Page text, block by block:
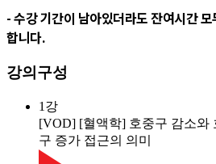
- 수강 기간이 남아있더라도 잔여시간
합니다.
강의구성
1강
[VOD] [혈액학] 호중구 감소와
구 증가 접근의 의미